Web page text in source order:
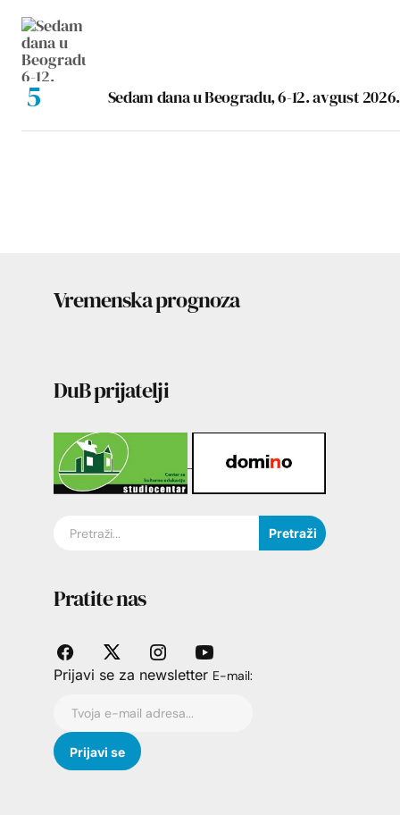
Sedam dana u Beogradu, 6-12. avgust 2026.
Vremenska prognoza
DuB prijatelji
Pretraži
Pratite nas
Prijavi se za newsletter E-mail: